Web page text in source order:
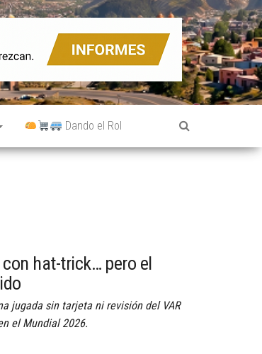
Dando el Rol
hat-trick… pero el
jugada sin tarjeta ni revisión del VAR
el Mundial 2026.